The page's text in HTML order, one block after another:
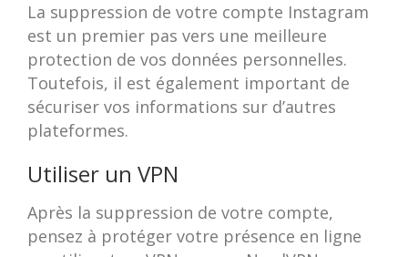
La suppression de votre compte Instagram
est un premier pas vers une meilleure
protection de vos données personnelles.
Toutefois, il est également important de
sécuriser vos informations sur d’autres
plateformes.
Utiliser un VPN
Après la suppression de votre compte,
pensez à protéger votre présence en ligne